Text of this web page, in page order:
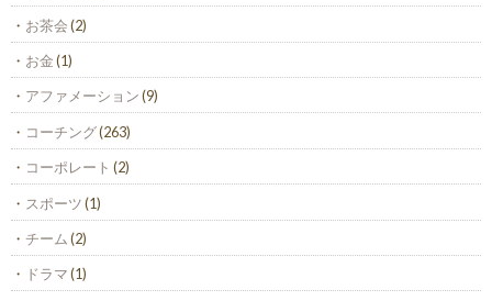
お茶会(2)
お金(1)
アファメーション(9)
コーチング(263)
コーポレート (2)
スポーツ(1)
チーム (2)
ドラマ(1)